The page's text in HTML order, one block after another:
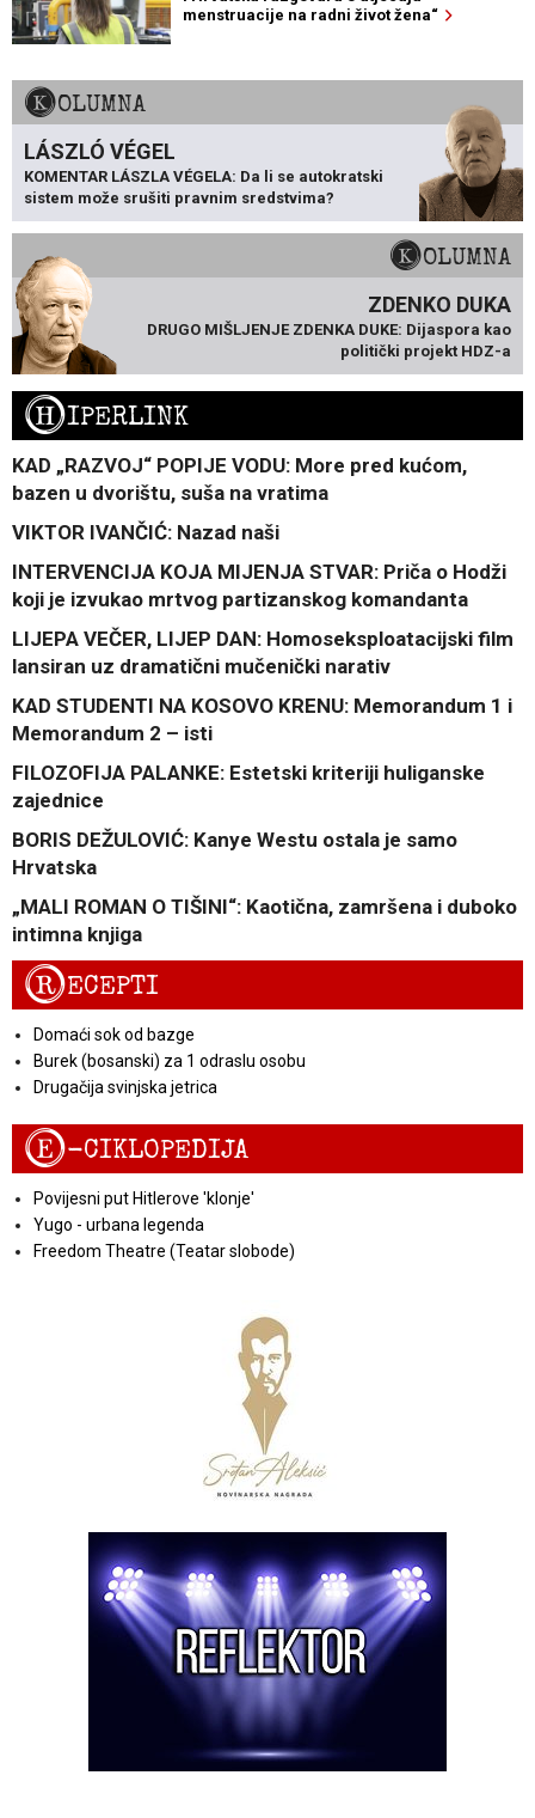
menstruacije na radni život žena“
KOLUMNA
LÁSZLÓ VÉGEL
KOMENTAR LÁSZLA VÉGELA: Da li se autokratski
sistem može srušiti pravnim sredstvima?
KOLUMNA
ZDENKO DUKA
DRUGO MIŠLJENJE ZDENKA DUKE: Dijaspora kao
politički projekt HDZ-a
HIPERLINK
KAD „RAZVOJ“ POPIJE VODU: More pred kućom,
bazen u dvorištu, suša na vratima
VIKTOR IVANČIĆ: Nazad naši
INTERVENCIJA KOJA MIJENJA STVAR: Priča o Hodži
koji je izvukao mrtvog partizanskog komandanta
LIJEPA VEČER, LIJEP DAN: Homoseksploatacijski film
lansiran uz dramatični mučenički narativ
KAD STUDENTI NA KOSOVO KRENU: Memorandum 1 i
Memorandum 2 – isti
FILOZOFIJA PALANKE: Estetski kriteriji huliganske
zajednice
BORIS DEŽULOVIĆ: Kanye Westu ostala je samo
Hrvatska
„MALI ROMAN O TIŠINI“: Kaotična, zamršena i duboko
intimna knjiga
RECEPTI
Domaći sok od bazge
Burek (bosanski) za 1 odraslu osobu
Drugačija svinjska jetrica
E-CIKLOPEDIJA
Povijesni put Hitlerove 'klonje'
Yugo - urbana legenda
Freedom Theatre (Teatar slobode)